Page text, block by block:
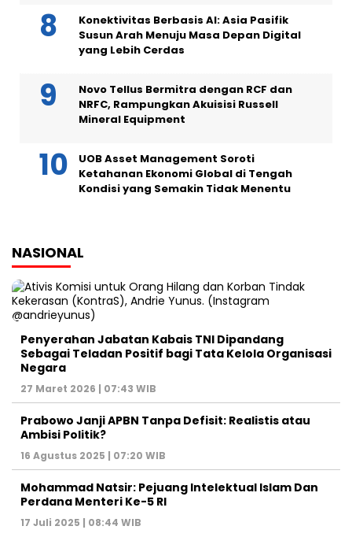
Konektivitas Berbasis AI: Asia Pasifik
Susun Arah Menuju Masa Depan Digital
yang Lebih Cerdas
Novo Tellus Bermitra dengan RCF dan
NRFC, Rampungkan Akuisisi Russell
Mineral Equipment
UOB Asset Management Soroti
Ketahanan Ekonomi Global di Tengah
Kondisi yang Semakin Tidak Menentu
NASIONAL
Penyerahan Jabatan Kabais TNI Dipandang
Sebagai Teladan Positif bagi Tata Kelola Organisasi
Negara
27 Maret 2026 | 07:43 WIB
Prabowo Janji APBN Tanpa Defisit: Realistis atau
Ambisi Politik?
16 Agustus 2025 | 07:20 WIB
Mohammad Natsir: Pejuang Intelektual Islam Dan
Perdana Menteri Ke-5 RI
17 Juli 2025 | 08:44 WIB